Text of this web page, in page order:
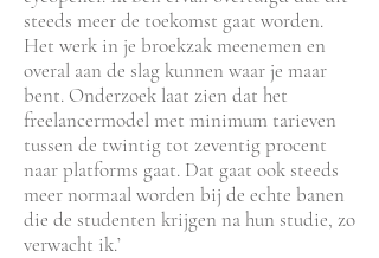
steeds meer de toekomst gaat worden.
Het werk in je broekzak meenemen en
overal aan de slag kunnen waar je maar
bent. Onderzoek laat zien dat het
freelancermodel met minimum tarieven
tussen de twintig tot zeventig procent
naar platforms gaat. Dat gaat ook steeds
meer normaal worden bij de echte banen
die de studenten krijgen na hun studie, zo
verwacht ik.’